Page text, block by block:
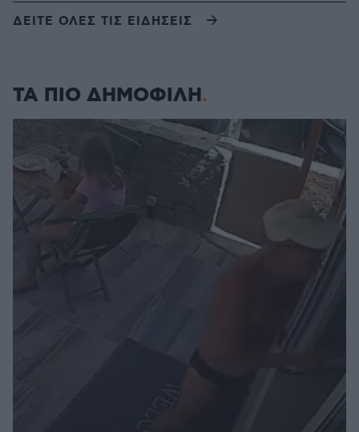
ΔΕΙΤΕ ΟΛΕΣ ΤΙΣ ΕΙΔΗΣΕΙΣ
ΤΑ ΠΙΟ ΔΗΜΟΦΙΛΗ